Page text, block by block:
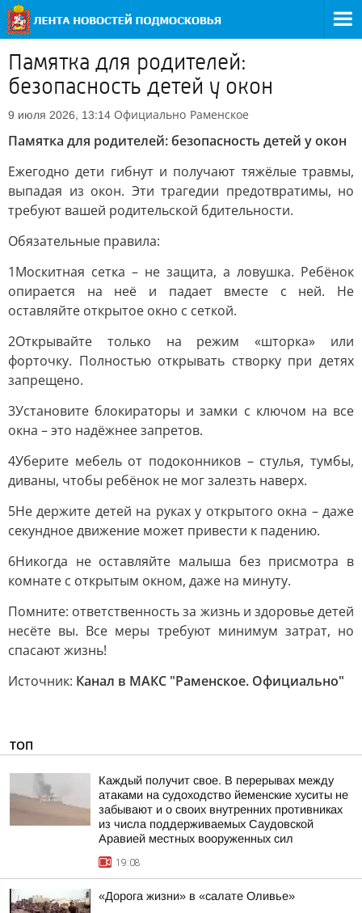
Памятка для родителей:
безопасность детей у окон
9 июля 2026, 13:14 Официально Раменское
Памятка для родителей: безопасность детей у окон
Ежегодно дети гибнут и получают тяжёлые травмы,
выпадая из окон. Эти трагедии предотвратимы, но
требуют вашей родительской бдительности.
Обязательные правила:
1Москитная сетка – не защита, а ловушка. Ребёнок
опирается на неё и падает вместе с ней. Не
оставляйте открытое окно с сеткой.
2Открывайте только на режим «шторка» или
форточку. Полностью открывать створку при детях
запрещено.
3Установите блокираторы и замки с ключом на все
окна – это надёжнее запретов.
4Уберите мебель от подоконников – стулья, тумбы,
диваны, чтобы ребёнок не мог залезть наверх.
5Не держите детей на руках у открытого окна – даже
секундное движение может привести к падению.
6Никогда не оставляйте малыша без присмотра в
комнате с открытым окном, даже на минуту.
Помните: ответственность за жизнь и здоровье детей
несёте вы. Все меры требуют минимум затрат, но
спасают жизнь!
Источник: Канал в МАКС "Раменское. Официально"
ТОП
Каждый получит свое. В перерывах между
атаками на судоходство йеменские хуситы не
забывают и о своих внутренних противниках
из числа поддерживаемых Саудовской
Аравией местных вооруженных сил
19:08
«Дорога жизни» в «салате Оливье»